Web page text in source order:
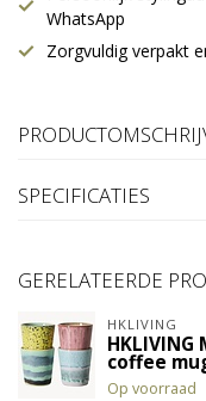
WhatsApp
Zorgvuldig verpakt
SPECIFICATIES
GERELATEERDE
HKLIVING
HKLIVING
coffee
Op voorraad